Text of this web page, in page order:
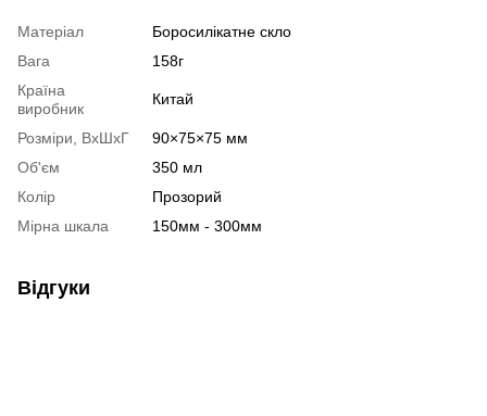
Матеріал
Боросилікатне скло
Вага
158г
Країна
виробник
Китай
Розміри, ВхШхГ
90×75×75 мм
Об'єм
350 мл
Колір
Прозорий
Мірна шкала
150мм - 300мм
Відгуки